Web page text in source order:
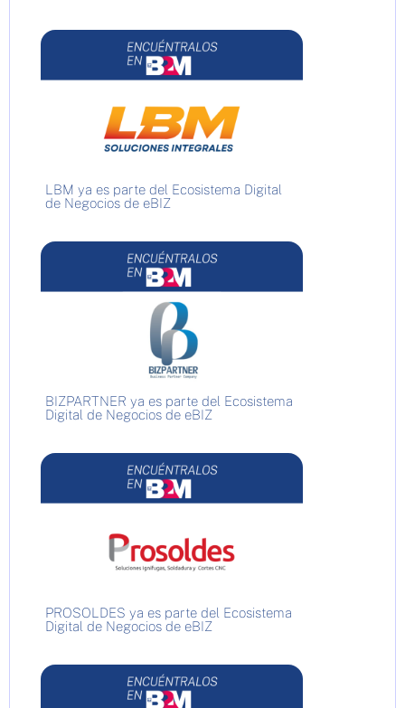
LBM ya es parte del Ecosistema Digital
de Negocios de eBIZ
BIZPARTNER ya es parte del Ecosistema
Digital de Negocios de eBIZ
PROSOLDES ya es parte del Ecosistema
Digital de Negocios de eBIZ